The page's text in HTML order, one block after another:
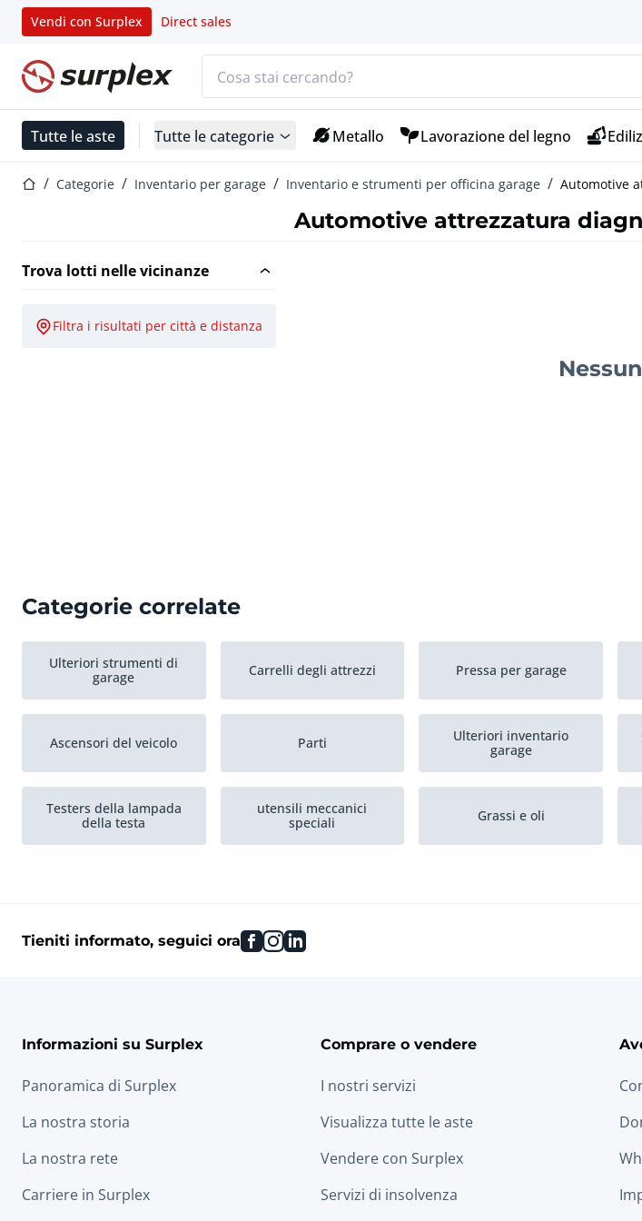
Vendi con Surplex Direct sales
Home
Tutte le aste Tutte le categorie Metallo Lavorazione del legno
Home Categorie Inventario per garage Inventario e strumenti per officina garage Automotive
Automotive attrezzatura
Trova lotti nelle vicinanze
Filtra i risultati per città e distanza
Categorie correlate
Ulteriori strumenti di
garage
Carrelli degli attrezzi Pressa per garage
Ascensori del veicolo Parti
Ulteriori inventario
garage
Testers della lampada
della testa
utensili meccanici
speciali
Grassi e oli
Tieniti informato, seguici ora facebook
instagram
linkedin
Informazioni su Surplex
Panoramica di Surplex
La nostra storia
La nostra rete
Carriere in Surplex
Comprare o vendere
I nostri servizi
Visualizza tutte le aste
Vendere con Surplex
Servizi di insolvenza